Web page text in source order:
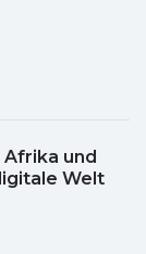
und
Welt